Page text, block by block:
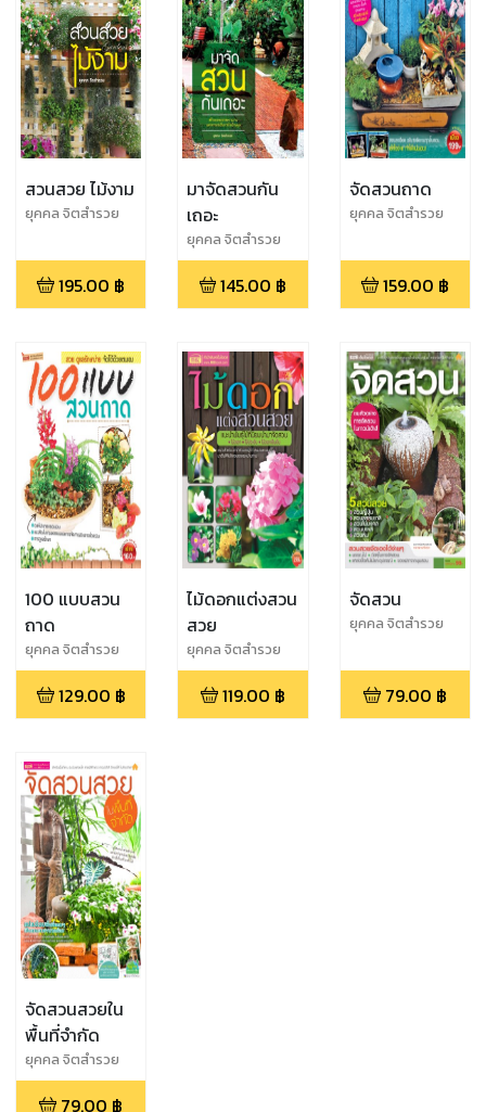
สวนสวย ไม้งาม
ยุคคล จิตสำรวย
195.00 ฿
มาจัดสวนกัน
เถอะ
ยุคคล จิตสำรวย
145.00 ฿
จัดสวนถาด
ยุคคล จิตสำรวย
159.00 ฿
100 แบบสวน
ถาด
ยุคคล จิตสำรวย
129.00 ฿
ไม้ดอกแต่งสวน
สวย
ยุคคล จิตสำรวย
119.00 ฿
จัดสวน
ยุคคล จิตสำรวย
79.00 ฿
จัดสวนสวยใน
พื้นที่จำกัด
ยุคคล จิตสำรวย
79.00 ฿